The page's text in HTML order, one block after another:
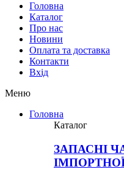
Головна
Каталог
Про нас
Новини
Оплата та доставка
Контакти
Вхiд
Меню
Головна
Каталог
ЗАПАСНІ